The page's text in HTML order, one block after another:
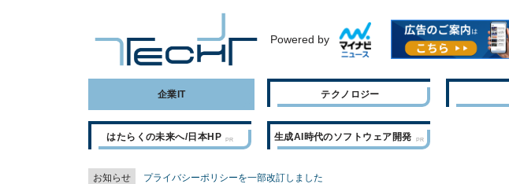
Powered by
企業IT テクノロジー
はたらくの未来へ/日本HP 生成AI時代のソフトウェア開発
お知らせ プライバシーポリシーを一部改訂しました